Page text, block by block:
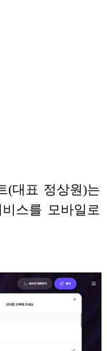
(대표 정상원)는
스를 모바일로